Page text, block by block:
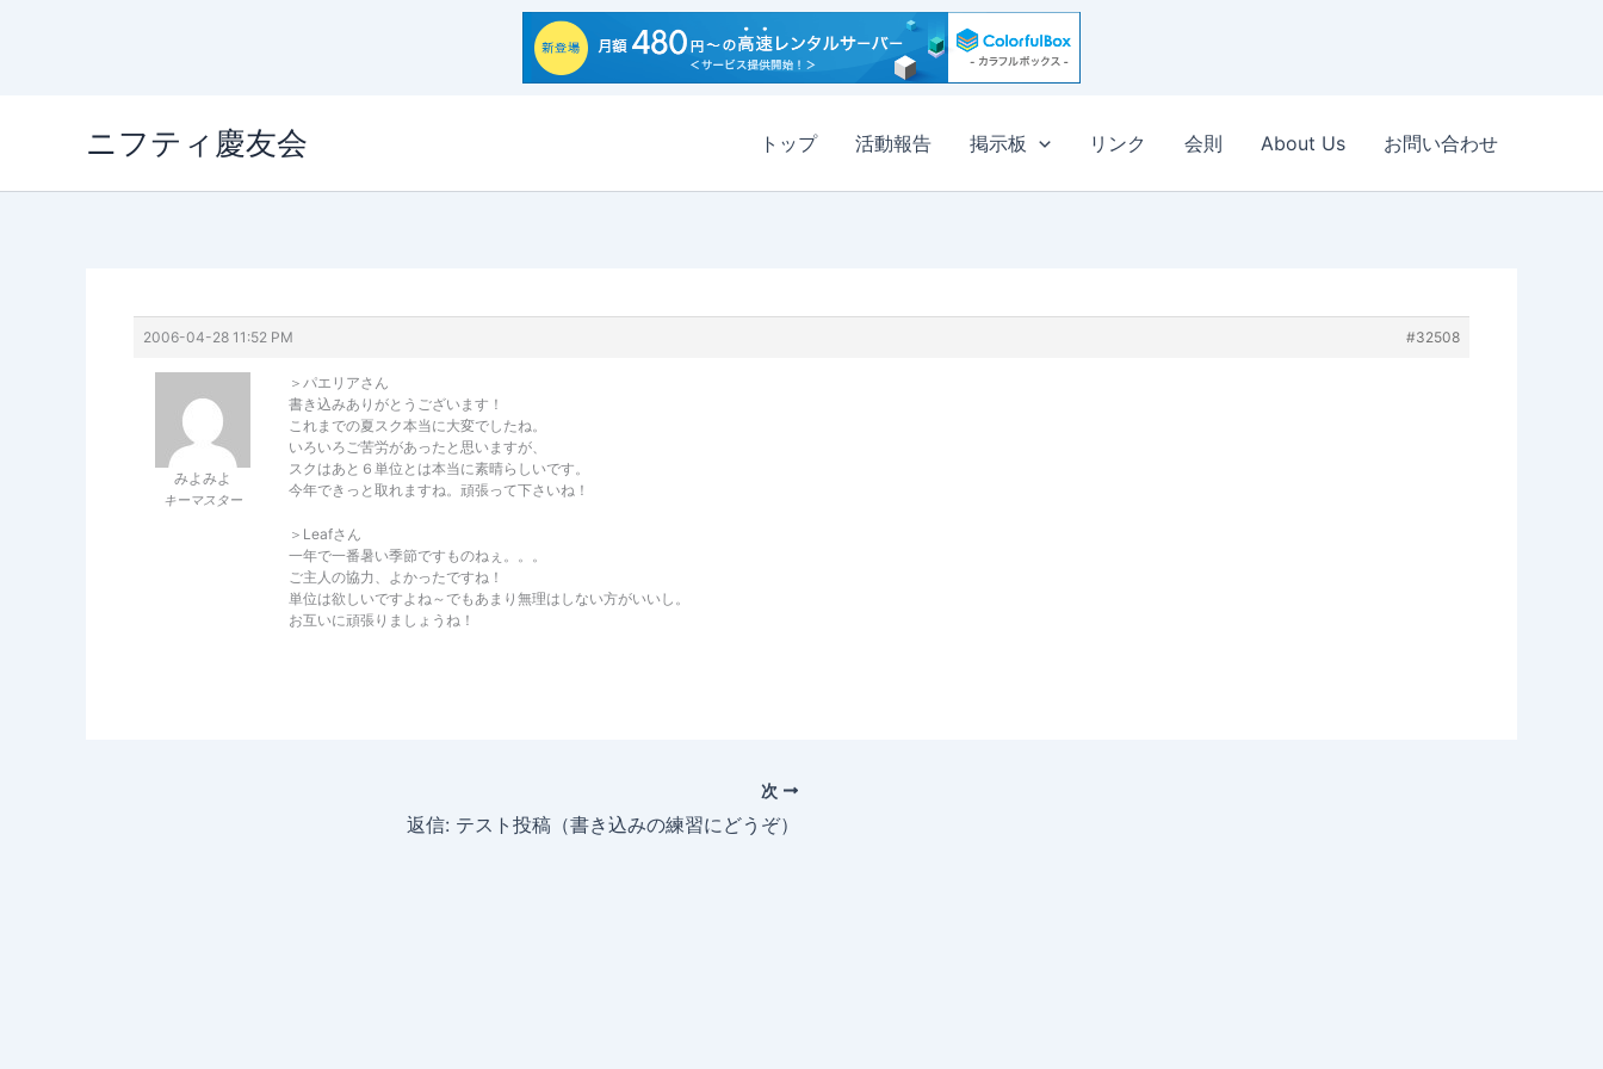
ニフティ慶友会 トップ 活動報告 掲示板 リンク 会則 About Us お問い合わせ
2006-04-28 11:52 PM #32508
みよみよ
キーマスター
＞パエリアさん
書き込みありがとうございます！
これまでの夏スク本当に大変でしたね。
いろいろご苦労があったと思いますが、
スクはあと６単位とは本当に素晴らしいです。
今年できっと取れますね。頑張って下さいね！
＞Leafさん
一年で一番暑い季節ですものねぇ。。。
ご主人の協力、よかったですね！
単位は欲しいですよね～でもあまり無理はしない方がいいし。
お互いに頑張りましょうね！
次
返信: テスト投稿（書き込みの練習にどうぞ）